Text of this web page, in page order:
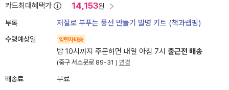
카드최대혜택가 14,153원
부록 저절로 부푸는 풍선 만들기 발명 키트 (책과랩핑)
수령예상일 양탄자배송
밤 10시까지 주문하면 내일 아침 7시 출근전 배송
(중구 서소문로 89-31 ) 변경
배송료 무료